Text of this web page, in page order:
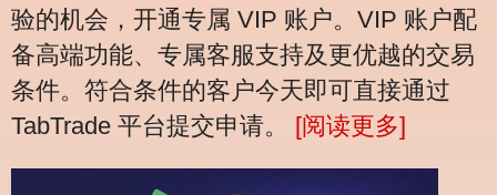
验的机会，开通专属 VIP 账户。VIP 账户配
备高端功能、专属客服支持及更优越的交易
条件。符合条件的客户今天即可直接通过
TabTrade 平台提交申请。
[阅读更多]